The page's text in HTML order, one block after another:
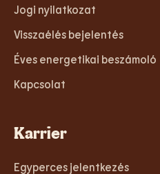
Jogi nyilatkozat
Visszaélés bejelentés
Éves energetikai beszámoló
Kapcsolat
Karrier
Egyperces jelentkezés